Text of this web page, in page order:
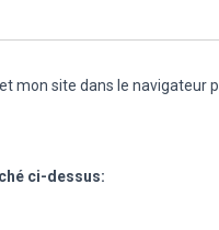
mon site dans le navigateur
ci-dessus: